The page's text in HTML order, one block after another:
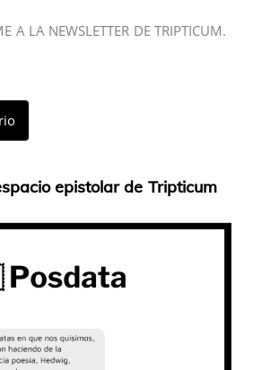
A LA NEWSLETTER DE TRIPTICUM.
epistolar de Tripticum